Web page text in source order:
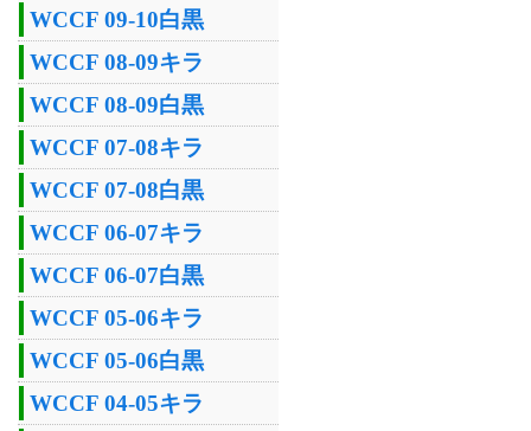
WCCF 09-10白黒
WCCF 08-09キラ
WCCF 08-09白黒
WCCF 07-08キラ
WCCF 07-08白黒
WCCF 06-07キラ
WCCF 06-07白黒
WCCF 05-06キラ
WCCF 05-06白黒
WCCF 04-05キラ